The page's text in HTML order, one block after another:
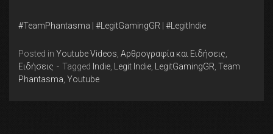
#TeamPhantasma #LegitGamingGR #LegitIndie
Posted in Youtube Videos, Αρθρογραφία και Ειδήσεις,
Ειδήσεις
Tagged Indie, Legit Indie, LegitGamingGR, Team
Phantasma, Youtube